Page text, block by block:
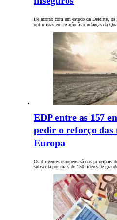
De acordo com um estudo da Deloitte, os
optimistas em relação às mudanças da
EDP entre as 157
pedir o reforço das
Europa
Os dirigentes europeus são os principais
subscrita por mais de 150 líderes de